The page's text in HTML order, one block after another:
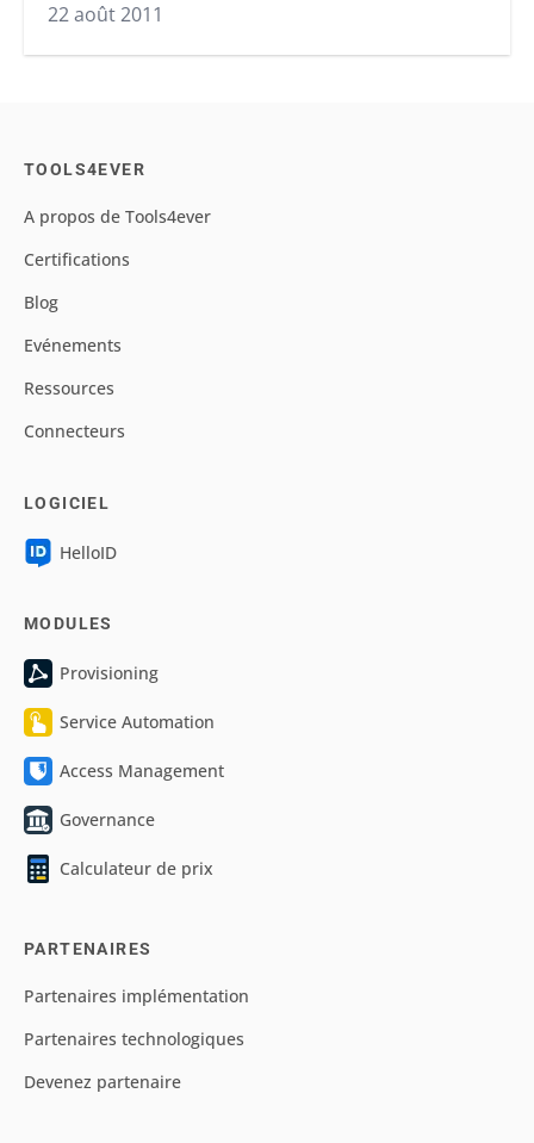
22 août 2011
TOOLS4EVER
A propos de Tools4ever
Certifications
Blog
Evénements
Ressources
Connecteurs
LOGICIEL
HelloID
MODULES
Provisioning
Service Automation
Access Management
Governance
Calculateur de prix
PARTENAIRES
Partenaires implémentation
Partenaires technologiques
Devenez partenaire